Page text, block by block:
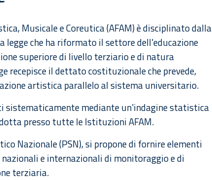
Musicale e Coreutica (AFAM) è disciplinato dalla
legge che ha riformato il settore dell'educazione
superiore di livello terziario e di natura
recepisce il dettato costituzionale che prevede,
artistica parallelo al sistema universitario.
sistematicamente mediante un'indagine statistica
presso tutte le Istituzioni AFAM.
Nazionale (PSN), si propone di fornire elementi
e internazionali di monitoraggio e di
terziaria.